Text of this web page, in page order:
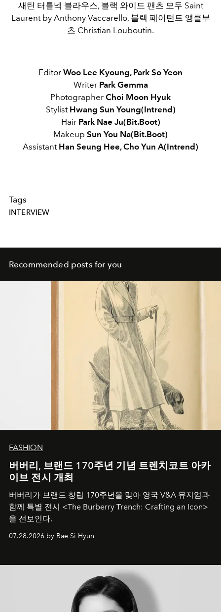
새틴 터틀넥 블라우스, 블랙 와이드 팬츠 모두 Saint
Laurent by Anthony Vaccarello, 블랙 페이턴트 앵클부
츠 Christian Louboutin.
Editor Woo Lee Kyoung, Park So Yeon
Writer Park Gemma
Photographer Choi Moon Hyuk
Stylist Hwang Sun Young(Intrend)
Hair Park Nae Ju(Bit.Boot)
Makeup Sun You Na(Bit.Boot)
Assistant Han Seung Hee,Cho Yun A(Intrend)
Tags
INTERVIEW
Recommended posts for you
FASHION
버버리, 브랜드 170주년 기념 트렌치코트 아카
이브 전시 개최
버버리가 브랜드 창립 170주년을 맞아 영국 V&A 뮤지엄과
함께 특별 전시 <The Burberry Trench: Crafting an Icon>
을 선보인다.
07.28.2026 by Bae Si Hyun